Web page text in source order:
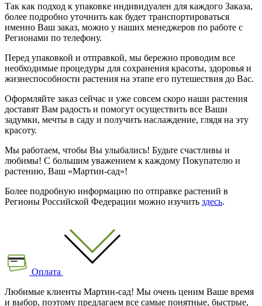
Так как подход к упаковке индивидуален для каждого Заказа,
более подробно уточнить как будет транспортироваться
именно Ваш заказ, можно у наших менеджеров по работе с
Регионами по телефону.
Перед упаковкой и отправкой, мы бережно проводим все
необходимые процедуры для сохранения красоты, здоровья и
жизнеспособности растения на этапе его путешествия до Вас.
Оформляйте заказ сейчас и уже совсем скоро наши растения
доставят Вам радость и помогут осуществить все Ваши
задумки, мечты в саду и получить наслаждение, глядя на эту
красоту.
Мы работаем, чтобы Вы улыбались! Будьте счастливы и
любимы! С большим уважением к каждому Покупателю и
растению, Ваш «Мартин-сад»!
Более подробную информацию по отправке растений в
Регионы Российской Федерации можно изучить здесь.
Оплата
Любимые клиенты Мартин-сад! Мы очень ценим Ваше время
и выбор, поэтому предлагаем все самые понятные, быстрые,